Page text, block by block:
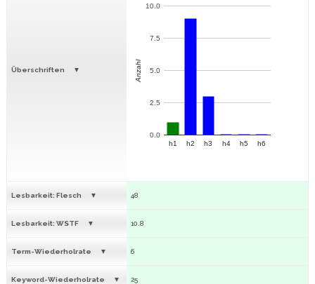
Überschriften
h1 h2 h3 h4 h5 h6
0.0
2.5
5.0
7.5
10.0
Anzahl
Lesbarkeit: Flesch 48
Lesbarkeit: WSTF 10.8
Term-Wiederholrate 6
Keyword-Wiederholrate 25